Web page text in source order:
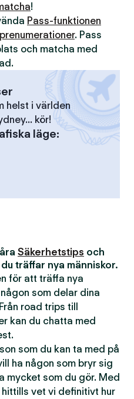
!
Pass-funktionen
. Pass
och matcha med
helst i världen
kör!
läge:
Säkerhetstips och
träffar nya människor.
för att träffa nya
som delar dina
road trips till
kan du chatta med
som du kan ta med på
ha någon som bryr sig
mycket som du gör. Med
vet vi definitivt hur